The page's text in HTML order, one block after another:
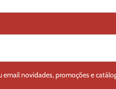
novidades, promoções e